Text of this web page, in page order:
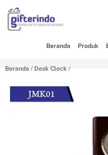
Beranda Produk
Beranda / Desk Clock /